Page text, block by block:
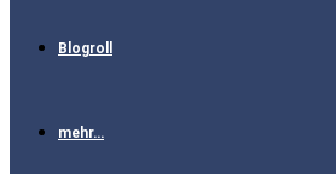
Blogroll
mehr…